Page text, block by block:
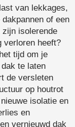
van lekkages,
dakpannen of een
zijn isolerende
verloren heeft?
tijd om je
te laten
de versleten
op houtrot
isolatie en
en
vernieuwd dak